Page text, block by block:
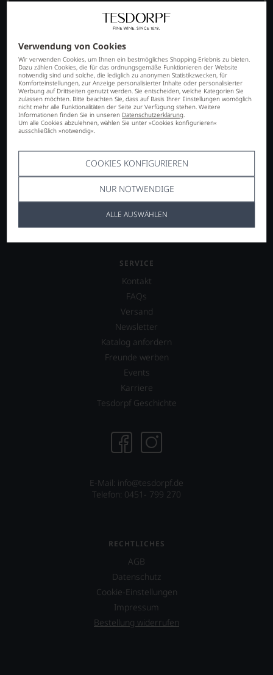
Verwendung von Cookies
Wir verwenden Cookies, um Ihnen ein bestmögliches Shopping-Erlebnis zu bieten.
Dazu zählen Cookies, die für das ordnungsgemäße Funktionieren der Website
notwendig sind und solche, die lediglich zu anonymen Statistikzwecken, für
Komforteinstellungen, zur Anzeige personalisierter Inhalte oder personalisierter
Werbung auf Drittseiten genutzt werden. Sie entscheiden, welche Kategorien Sie
zulassen möchten. Bitte beachten Sie, dass auf Basis Ihrer Einstellungen womöglich
nicht mehr alle Funktionalitäten der Seite zur Verfügung stehen. Weitere
Informationen finden Sie in unseren Datenschutzerklärung.
Um alle Cookies abzulehnen, wählen Sie unter »Cookies konfigurieren«
ausschließlich »notwendig«.
COOKIES KONFIGURIEREN
NUR NOTWENDIGE
ALLE AUSWÄHLEN
SORTIMENT
Deutschland
Österreich
Spanien
SERVICE
Kontakt
FAQs
Versand
Newsletter
Katalog anfordern
Freunde werben
Events
Karriere
Tesdorpf Geschichte
E-Mail: info@tesdorpf.de
Telefon: 0451- 799 270
RECHTLICHES
AGB
Datenschutz
Cookie-Einstellungen
Impressum
Bestellung widerrufen